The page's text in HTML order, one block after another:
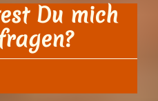
Du mich